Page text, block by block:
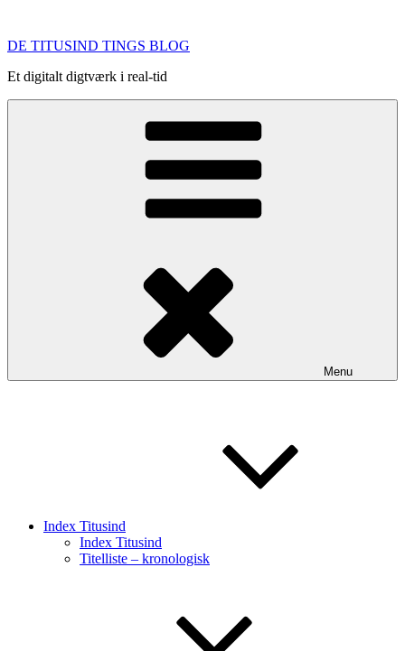
indhold
DE TITUSIND TINGS BLOG
Et digitalt digtværk i real-tid
Menu
Index Titusind
Index Titusind
Titelliste – kronologisk